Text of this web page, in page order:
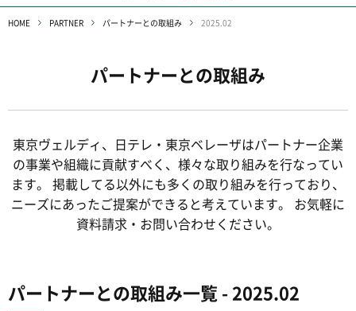
HOME PARTNER パートナーとの取組み 2025.02
パートナーとの取組み
東京ヴェルディ、日テレ・東京ベレーザはパートナー企業
の事業や組織に貢献すべく、 様々な取り組みを行なってい
ます。 掲載してる以外にも多くの取り組みを行っており、
ニーズにあったご提案ができると考えています。
お気軽に
資料請求・お問い合わせください。
パートナーとの取組み一覧 - 2025.02